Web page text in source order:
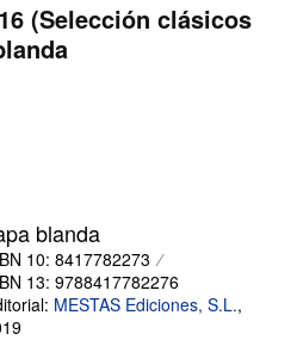
(Selección clásicos
blanda
10: 8417782273
13: 9788417782276
MESTAS Ediciones, S.L.,